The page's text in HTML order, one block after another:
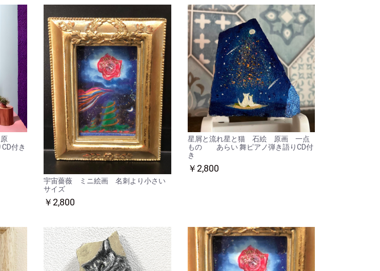
付き
宇宙薔薇 ミニ絵画 名刺より小さい
サイズ
￥2,800
星屑と流れ星と猫 石絵 原画 一点
もの あらい 舞ピアノ弾き語りCD付
き
￥2,800